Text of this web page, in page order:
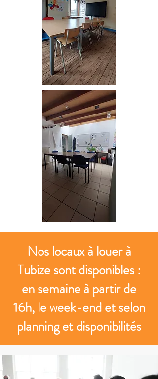
Nos locaux à louer à
Tubize sont disponibles :
en semaine à partir de
16h, le week-end et selon
planning et disponibilités